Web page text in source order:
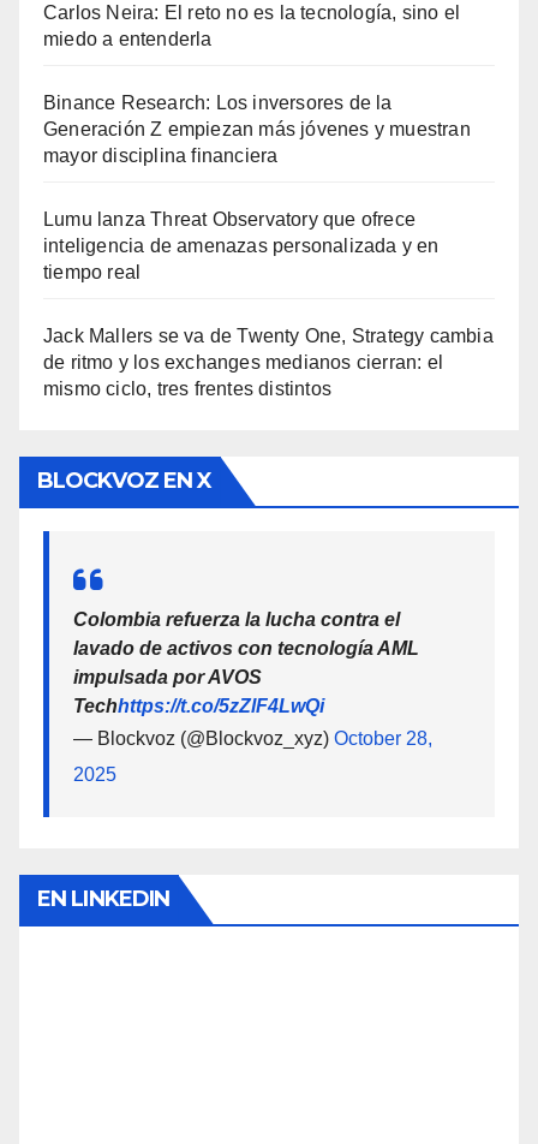
Carlos Neira: El reto no es la tecnología, sino el
miedo a entenderla
Binance Research: Los inversores de la
Generación Z empiezan más jóvenes y muestran
mayor disciplina financiera
Lumu lanza Threat Observatory que ofrece
inteligencia de amenazas personalizada y en
tiempo real
Jack Mallers se va de Twenty One, Strategy cambia
de ritmo y los exchanges medianos cierran: el
mismo ciclo, tres frentes distintos
BLOCKVOZ EN X
Colombia refuerza la lucha contra el
lavado de activos con tecnología AML
impulsada por AVOS
Techhttps://t.co/5zZlF4LwQi
— Blockvoz (@Blockvoz_xyz) October 28,
2025
EN LINKEDIN